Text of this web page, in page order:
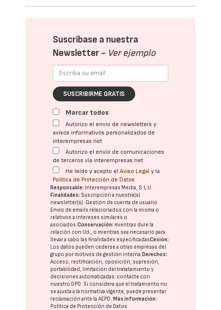
Suscríbase a nuestra
Newsletter - Ver ejemplo
SUSCRIBIRME GRATIS
Marcar todos
Autorizo el envío de newsletters y
avisos informativos personalizados de
interempresas.net
Autorizo el envío de comunicaciones
de terceros vía interempresas.net
He leído y acepto elAviso Legal y la
Política de Protección de Datos
Responsable: Interempresas Media, S.L.U.
Finalidades: Suscripción a nuestra(s)
newsletter(s). Gestión de cuenta de usuario.
Envío de emails relacionados con la misma o
relativos a intereses similares o
asociados.Conservación: mientras dure la
relación con Ud., o mientras sea necesario para
llevar a cabo las finalidades especificadasCesión:
Los datos pueden cederse a otras empresas del
grupo por motivos de gestión interna.Derechos:
Acceso, rectificación, oposición, supresión,
portabilidad, limitación del tratatamiento y
decisiones automatizadas: contacte con
nuestro DPD. Si considera que el tratamiento no
se ajusta a la normativa vigente, puede presentar
reclamación ante laAEPD.Más información:
Política de Protección de Datos